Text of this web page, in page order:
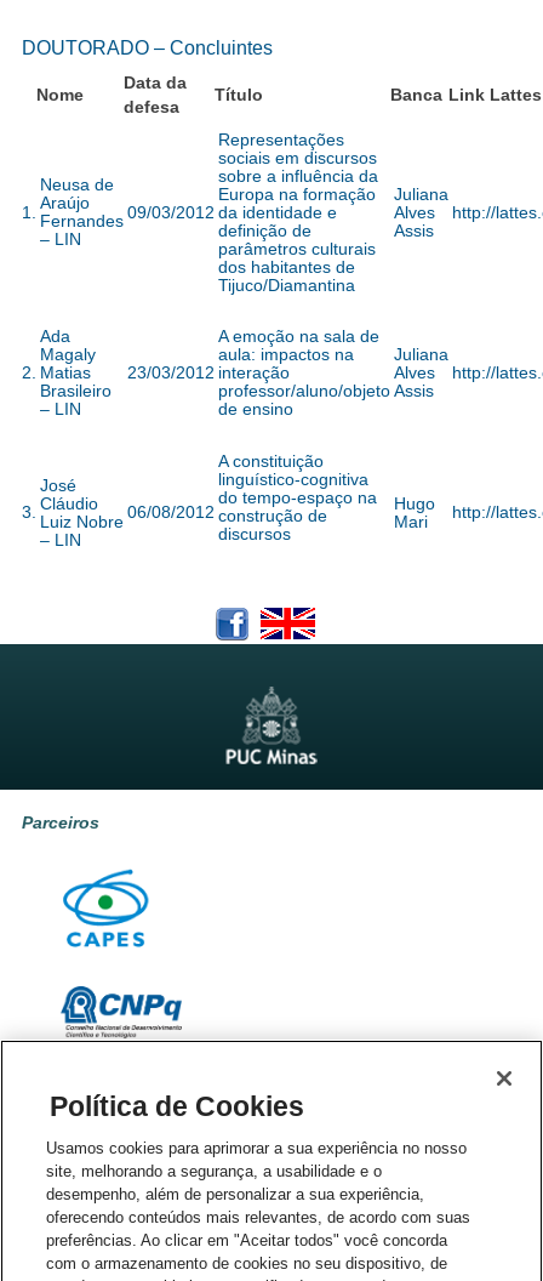
DOUTORADO – Concluintes
Nome
Data da
defesa
Título Banca Link Lattes
1.
Neusa de
Araújo
Fernandes
– LIN
09/03/2012
Representações
sociais em discursos
sobre a influência da
Europa na formação
da identidade e
definição de
parâmetros culturais
dos habitantes de
Tijuco/Diamantina
Juliana
Alves
Assis
http://
2.
Ada
Magaly
Matias
Brasileiro
– LIN
23/03/2012
A emoção na sala de
aula: impactos na
interação
professor/aluno/objeto
de ensino
Juliana
Alves
Assis
http://
3.
José
Cláudio
Luiz Nobre
– LIN
06/08/2012
A constituição
linguístico-cognitiva
do tempo-espaço na
construção de
discursos
Hugo
Mari
http://
Parceiros
Política de Cookies
Usamos cookies para aprimorar a sua experiência no nosso
site, melhorando a segurança, a usabilidade e o
desempenho, além de personalizar a sua experiência,
oferecendo conteúdos mais relevantes, de acordo com suas
preferências. Ao clicar em "Aceitar todos" você concorda
com o armazenamento de cookies no seu dispositivo, de